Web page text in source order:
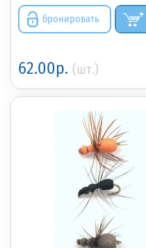
бронировать
62.00р. (шт.)